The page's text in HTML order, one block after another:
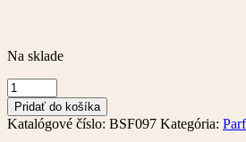
Na sklade
množstvo
Parfumovaný
sprchový
gél
Pridať do košíka
Katalógové číslo: BSF097 Kategória: